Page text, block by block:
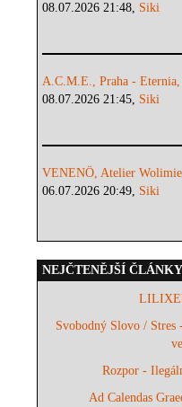
08.07.2026 21:48, Siki
A.C.M.E., Praha -
08.07.2026 21:45, Siki
VENENÖ, Atelier
06.07.2026 20:49, Siki
NEJČTENĚJŠÍ ČLÁNKY
Svobodný Slovo /
Rozpor -
Ad Calendas